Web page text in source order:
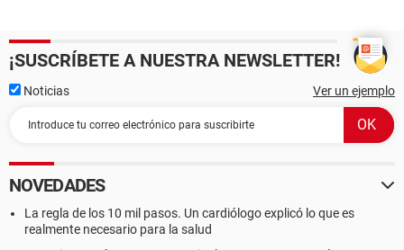
¡SUSCRÍBETE A NUESTRA NEWSLETTER!
Noticias Ver un ejemplo
NOVEDADES
La regla de los 10 mil pasos. Un cardiólogo explicó lo que es
realmente necesario para la salud